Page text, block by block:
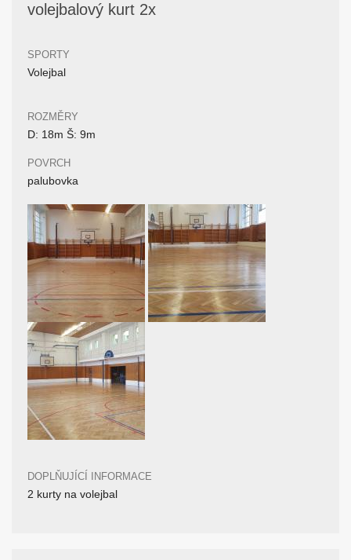
volejbalový kurt 2x
SPORTY
Volejbal
ROZMĚRY
D: 18m Š: 9m
POVRCH
palubovka
DOPLŇUJÍCÍ INFORMACE
2 kurty na volejbal